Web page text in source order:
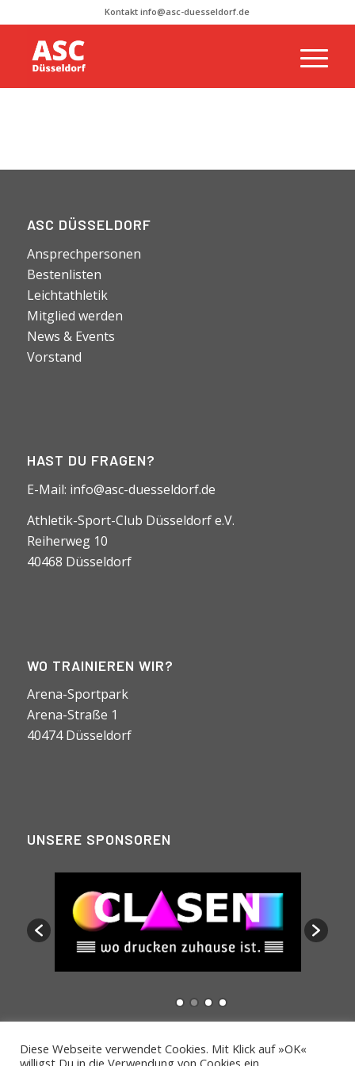
Kontakt info@asc-duesseldorf.de
ASC DÜSSELDORF
Ansprechpersonen
Bestenlisten
Leichtathletik
Mitglied werden
News & Events
Vorstand
HAST DU FRAGEN?
E-Mail: info@asc-duesseldorf.de
Athletik-Sport-Club Düsseldorf e.V.
Reiherweg 10
40468 Düsseldorf
WO TRAINIEREN WIR?
Arena-Sportpark
Arena-Straße 1
40474 Düsseldorf
UNSERE SPONSOREN
Diese Webseite verwendet Cookies. Mit Klick auf »OK«
willigst Du in die Verwendung von Cookies ein.